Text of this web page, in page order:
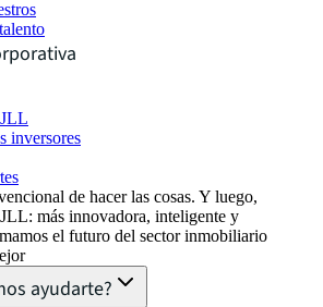
inversores
de hacer las cosas. Y luego,
más innovadora, inteligente y
el futuro del sector inmobiliario
ayudarte?